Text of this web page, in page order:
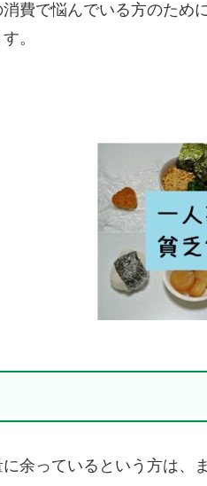
費で悩んでいる方のため
。
余っているという方は、